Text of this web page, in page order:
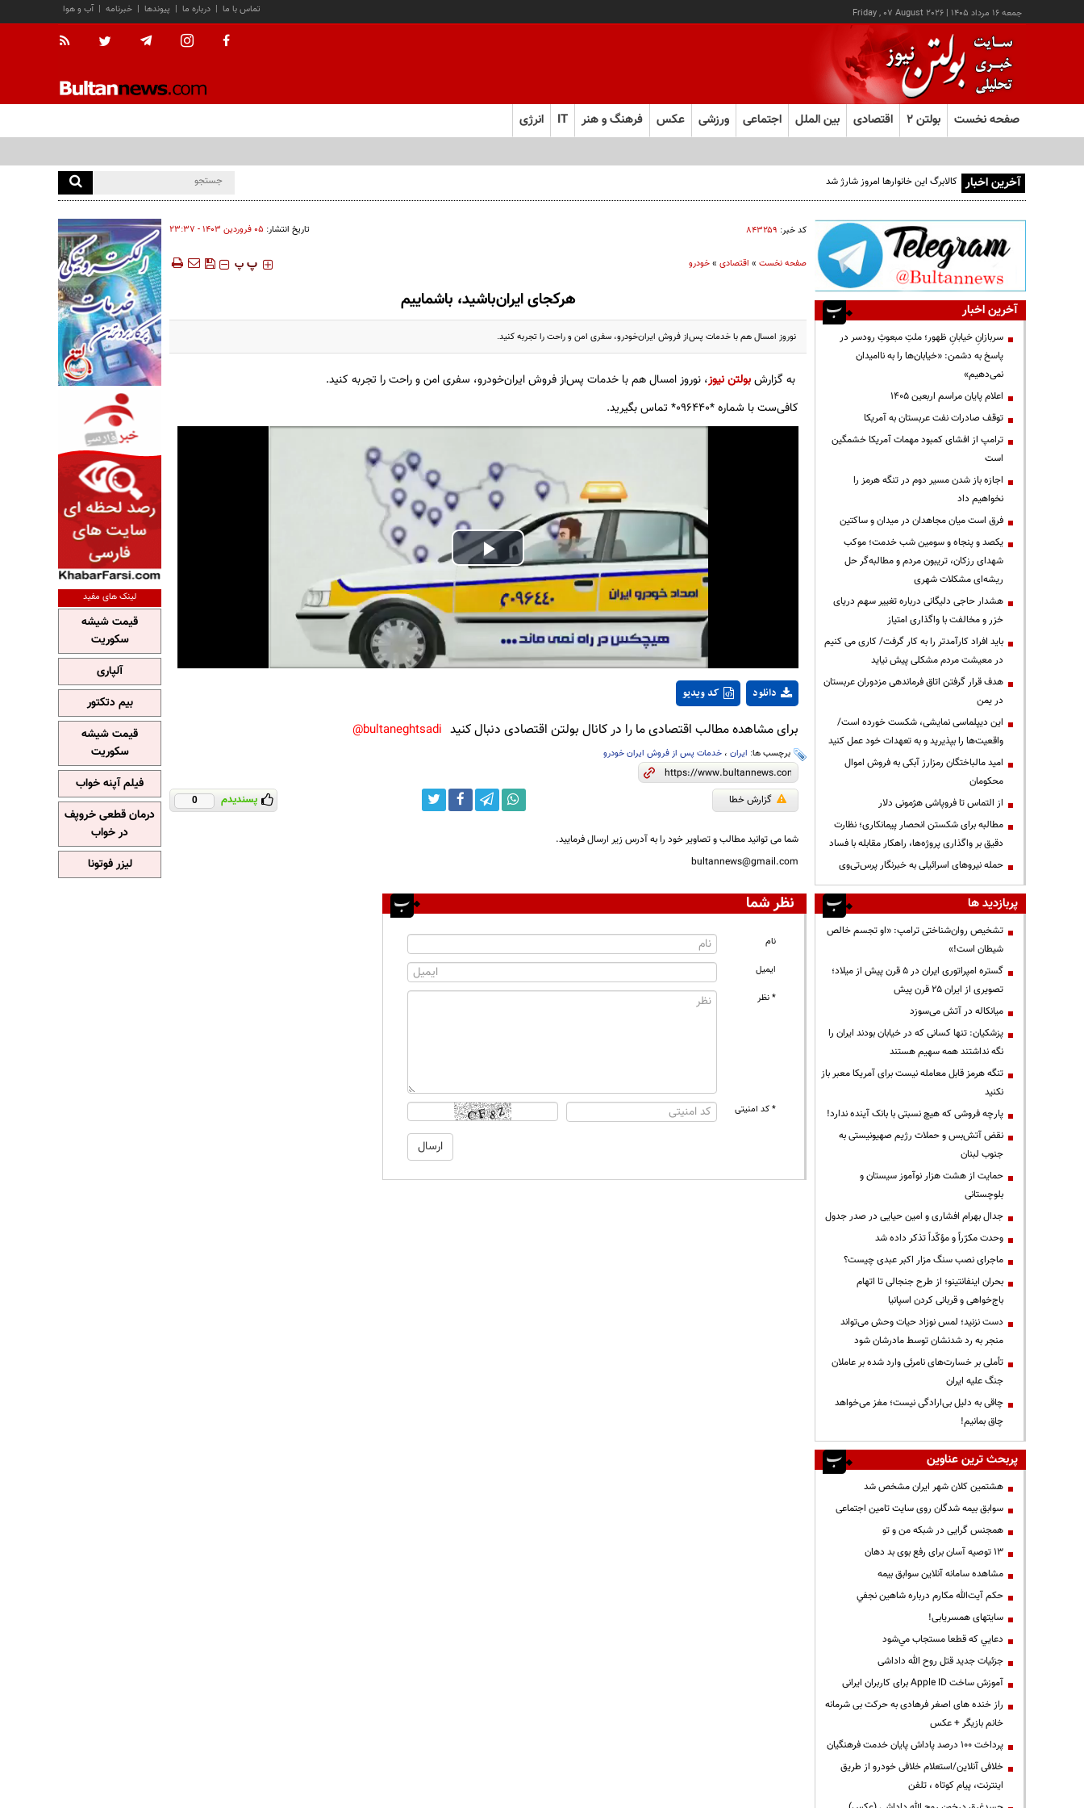
جمعه ۱۶ مرداد ۱۴۰۵ |
Friday , 07 August 2026 آب و هوا | خبرنامه | پیوندها | درباره ما | تماس با ما
صفحه نخست بولتن ۲ اقتصادی بین الملل اجتماعی ورزشی عکس فرهنگ و هنر IT انرژی
آخرین اخبار کالابرگ این خانوارها امروز شارژ شد
کد خبر: ۸۴۳۲۵۹ تاریخ انتشار: ۰۵ فروردين ۱۴۰۳ - ۲۳:۳۷
صفحه نخست» اقتصادی»خودرو ‍‍‍ پ پ
هرکجای ایران‌باشید، باشماییم
نوروز امسال هم با خدمات پس‌از فروش ایران‌خودرو، سفری امن و راحت را تجربه کنید.
به گزارشبولتن نیوز، نوروز امسال هم با خدمات پس‌از فروش ایران‌خودرو، سفری امن و راحت را تجربه کنید.
کافی‌ست با شماره *۰۹۶۴۴۰* تماس بگیرید.
Play
Video
کد ویدیو دانلود
برای مشاهده مطالب اقتصادی ما را در کانال بولتن اقتصادی دنبال کنید bultaneghtsadi@
برچسب ها: ایران، خدمات پس از فروش ایران خودرو
گزارش خطا پسندیدم 0
شما می توانید مطالب و تصاویر خود را به آدرس زیر ارسال فرمایید.
bultannews@gmail.com
نظر شما
نام
ایمیل
* نظر
* کد امنیتی
آخرین اخبار
سربازانِ خیابانِ ظهور؛ ملتِ مبعوثِ رودسر در
پاسخ به دشمن: «خیابان‌ها را به ناامیدان
نمی‌دهیم»
اعلام پایان مراسم اربعین ۱۴۰۵
توقف صادرات نفت عربستان به آمریکا
ترامپ از افشای کمبود مهمات آمریکا خشمگین
است
اجازه باز شدن مسیر دوم در تنگه هرمز را
نخواهیم داد
فرق است میان مجاهدان در میدان و ساکتین
یکصد و پنجاه و سومین شب خدمت؛ موکب
شهدای رزکان، تریبون مردم و مطالبه‌گر حل
ریشه‌ای مشکلات شهری
هشدار حاجی دلیگانی درباره تغییر سهم دریای
خزر و مخالفت با واگذاری امتیاز
باید افراد کارآمدتر را به کار گرفت/ کاری می کنیم
در معیشت مردم مشکلی پیش نیاید
هدف قرار گرفتن اتاق‌ فرماندهی مزدوران عربستان
در یمن
این دیپلماسی نمایشی، شکست خورده است/
واقعیت‌ها را بپذیرید و به تعهدات خود عمل کنید
امید مالباختگان رمزارز آبکی به فروش اموال
محکومان
از التماس تا فروپاشی هژمونی دلار
مطالبه برای شکستن انحصار پیمانکاری؛ نظارت
دقیق بر واگذاری پروژه‌ها، راهکار مقابله با فساد
حمله نیروهای اسرائیلی به خبرنگار پرس‌تی‌وی
پربازدید ها
تشخیص روان‌شناختی ترامپ: «او تجسم خالص
شیطان است!»
گستره امپراتوری ایران در ۵ قرن پیش از میلاد؛
تصویری از ایران ۲۵ قرن پیش
میانکاله در آتش می‌سوزد
پزشکیان: تنها کسانی که در خیابان بودند ایران را
نگه نداشتند همه سهیم هستند
تنگه هرمز قابل معامله نیست برای آمریکا معبر باز
نکنید
پارچه فروشی که هیچ نسبتی با بانک آینده ندارد!
نقض آتش‌بس و حملات رژیم صهیونیستی به
جنوب لبنان
حمایت از هشت هزار نوآموز سیستان و
بلوچستانی
جدال بهرام افشاری و امین حیایی در صدر جدول
وحدت مکرّراً و مؤکّداً تذکر داده شد
ماجرای نصب سنگ مزار اکبر عبدی چیست؟
بحران اینفانتینو؛ از طرح جنجالی تا اتهام
باج‌خواهی و قربانی کردن اسپانیا
دست نزنید؛ لمس نوزاد حیات وحش می‌تواند
منجر به رد شدنشان توسط مادرشان شود
تأملی بر خسارت‌های نامرئی وارد شده بر عاملان
جنگ علیه ایران
چاقی به دلیل بی‌ارادگی نیست؛ مغز می‌خواهد
چاق بمانیم!
پربحث ترین عناوین
هشتمین کلان شهر ایران مشخص شد
سوابق بیمه شدگان روی سایت تامین اجتماعی
همجنس گرایی در شبکه من و تو
13 توصیه آسان برای رفع بوی بد دهان
مشاهده سامانه آنلاين سوابق بیمه
حكم آيت‌الله مكارم درباره شاهين نجفي
سایتهای همسریابی!
دعايي كه قطعا مستجاب مي‌شود
جزئیات جدید قتل روح الله داداشی
آموزش ساخت Apple ID برای کاربران ایرانی
راز خنده های اصغر فرهادی به حرکت بی شرمانه
خانم بازیگر + عکس
پرداخت ۱۰۰ درصد پاداش پایان خدمت فرهنگیان
خلافی آنلاین/استعلام خلافی خودرو از طریق
اینترنت، پیام کوتاه ، تلفن
لینک های مفید
قیمت شیشه
سکوریت
آلپاری
بیم دتکتور
قیمت شیشه
سکوریت
فیلم آپنه خواب
درمان قطعی خروپف
در خواب
لیزر فوتونا